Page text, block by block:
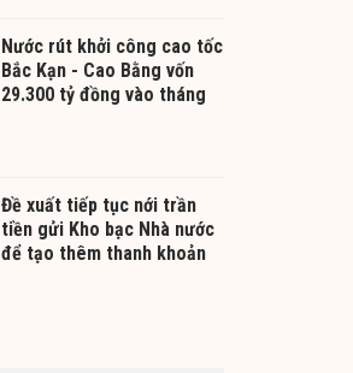
Nước rút khởi công cao tốc
Bắc Kạn - Cao Bằng vốn
29.300 tỷ đồng vào tháng
Đề xuất tiếp tục nới trần
tiền gửi Kho bạc Nhà nước
để tạo thêm thanh khoản